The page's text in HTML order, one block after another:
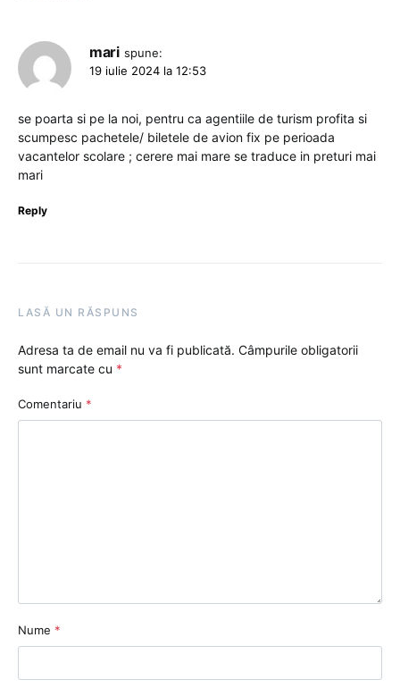
mari spune:
19 iulie 2024 la 12:53
se poarta si pe la noi, pentru ca agentiile de turism profita si
scumpesc pachetele/ biletele de avion fix pe perioada
vacantelor scolare ; cerere mai mare se traduce in preturi mai
mari
Reply
LASĂ UN RĂSPUNS
Adresa ta de email nu va fi publicată. Câmpurile obligatorii
sunt marcate cu *
Comentariu *
Nume *